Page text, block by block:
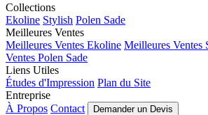
Collections
Ekoline Stylish Polen Sade
Meilleures Ventes
Meilleures Ventes Ekoline Meilleures Ventes
Ventes Polen Sade
Liens Utiles
Études d'Impression Plan du Site
Entreprise
À Propos Contact Demander un Devis